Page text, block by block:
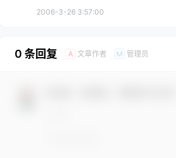
2006-3-26 3:57:00
0 条回复 A 文章作者 M 管理员